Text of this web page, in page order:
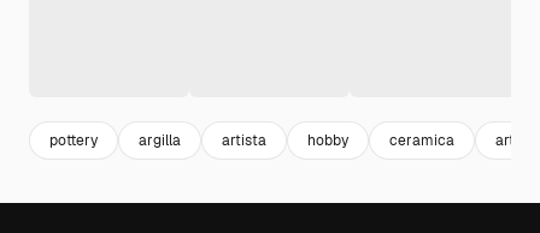
pottery argilla artista hobby ceramica arte